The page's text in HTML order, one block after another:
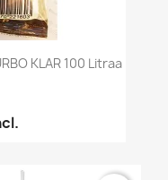
KLAR 100 Litraa